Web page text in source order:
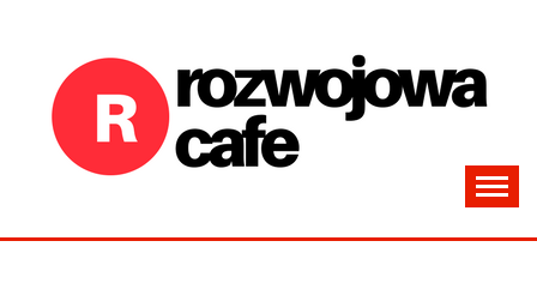
content
ROZWOJOWACAFE.PL